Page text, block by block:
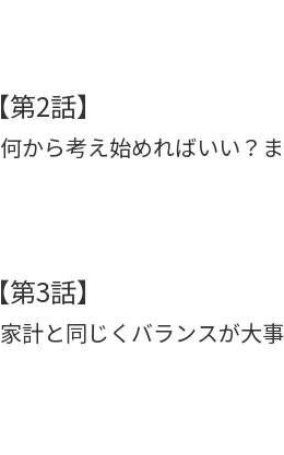
【第2話】
何から考え始めればいい？
【第3話】
家計と同じくバランスが大